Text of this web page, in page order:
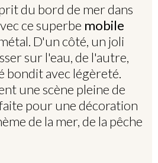
du bord de mer dans
ce superbe mobile
D'un côté, un joli
sur l'eau, de l'autre,
bondit avec légèreté.
une scène pleine de
pour une décoration
de la mer, de la pêche